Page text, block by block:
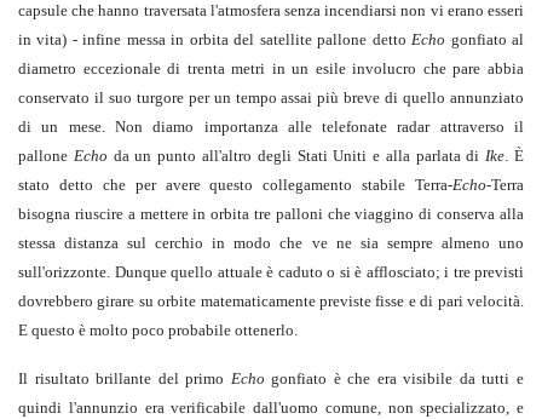
capsule che hanno traversata l'atmosfera senza incendiarsi non vi erano esseri
in vita) - infine messa in orbita del satellite pallone dettoEcho gonfiato al
diametro eccezionale di trenta metri in un esile involucro che pare abbia
conservato il suo turgore per un tempo assai più breve di quello annunziato
di un mese. Non diamo importanza alle telefonate radar attraverso il
pallone Echo da un punto all'altro degli Stati Uniti e alla parlata diIke. È
stato detto che per avere questo collegamento stabile Terra-Echo-Terra
bisogna riuscire a mettere in orbita tre palloni che viaggino di conserva alla
stessa distanza sul cerchio in modo che ve ne sia sempre almeno uno
sull'orizzonte. Dunque quello attuale è caduto o si è afflosciato; i tre previsti
dovrebbero girare su orbite matematicamente previste fisse e di pari velocità.
E questo è molto poco probabile ottenerlo.
Il risultato brillante del primo Echo gonfiato è che era visibile da tutti e
quindi l'annunzio era verificabile dall'uomo comune, non specializzato, e